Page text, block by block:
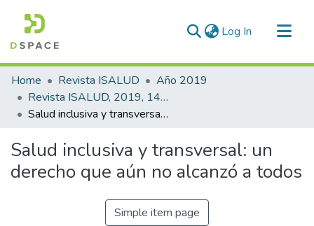
Log In (current)
Communities & Collections
All of DSpace
Statistics
Home Revista ISALUD
Año 2019
Revista ISALUD, 2019, 14(68)
Salud inclusiva y transversal: un derecho que aún no alcanzó a todos
Salud inclusiva y transversal: un
derecho que aún no alcanzó a todos
Simple item page